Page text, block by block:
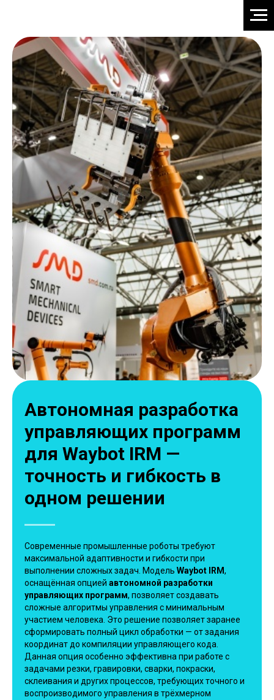
Автономная разработка
управляющих программ
для Waybot IRM —
точность и гибкость в
одном решении
Современные промышленные роботы требуют
максимальной адаптивности и гибкости при
выполнении сложных задач. Модель Waybot IRM,
оснащённая опцией автономной разработки
управляющих программ, позволяет создавать
сложные алгоритмы управления с минимальным
участием человека. Это решение позволяет заранее
сформировать полный цикл обработки — от задания
координат до компиляции управляющего кода.
Данная опция особенно эффективна при работе с
задачами резки, гравировки, сварки, покраски,
склеивания и других процессов, требующих точного и
воспроизводимого управления в трёхмерном